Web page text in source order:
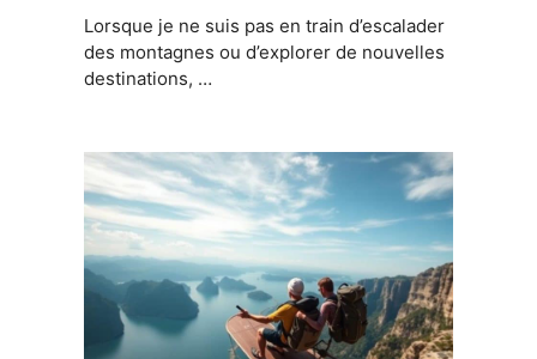
Lorsque je ne suis pas en train d’escalader
des montagnes ou d’explorer de nouvelles
destinations, …